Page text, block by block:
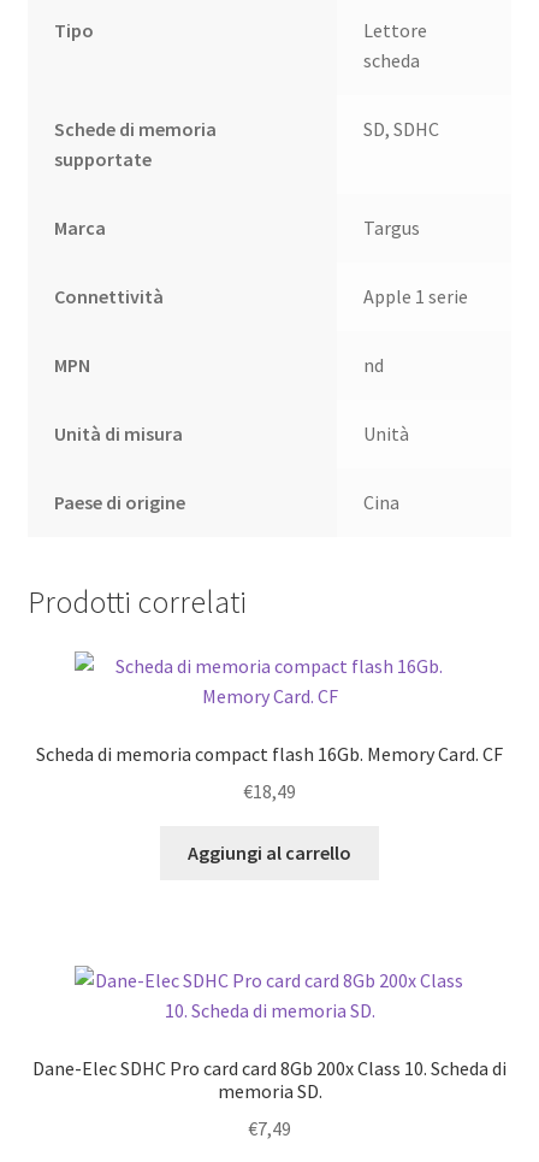
Tipo
Lettore
scheda
Schede di memoria
supportate
SD, SDHC
Marca Targus
Connettività Apple 1 serie
MPN nd
Unità di misura Unità
Paese di origine Cina
Prodotti correlati
Scheda di memoria compact flash 16Gb. Memory Card. CF
€18,49
Aggiungi al carrello
Dane-Elec SDHC Pro card card 8Gb 200x Class 10. Scheda di
memoria SD.
€7,49